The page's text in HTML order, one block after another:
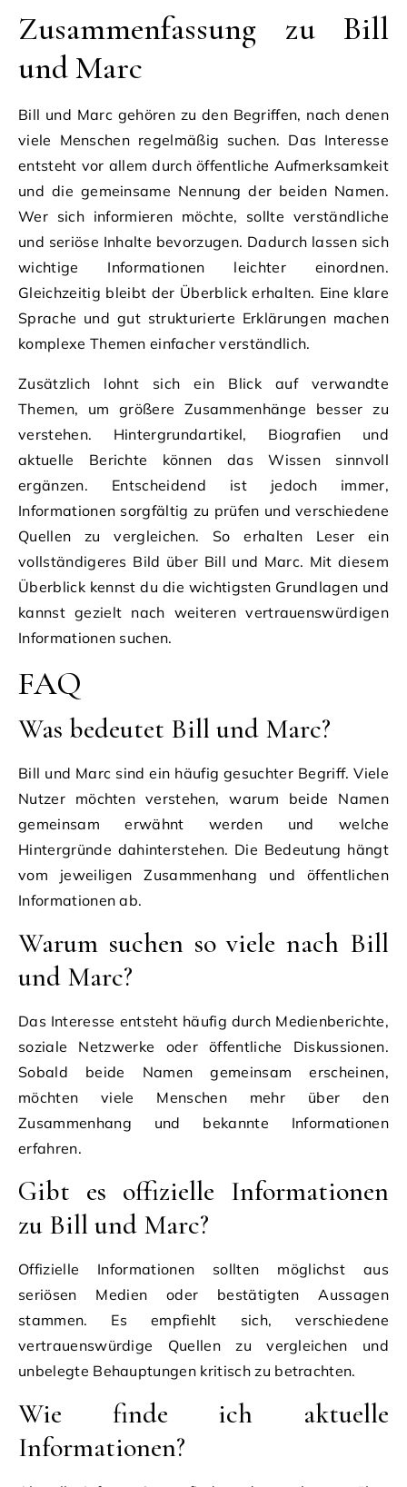
Zusammenfassung zu Bill
und Marc
Bill und Marc gehören zu den Begriffen, nach denen
viele Menschen regelmäßig suchen. Das Interesse
entsteht vor allem durch öffentliche Aufmerksamkeit
und die gemeinsame Nennung der beiden Namen.
Wer sich informieren möchte, sollte verständliche
und seriöse Inhalte bevorzugen. Dadurch lassen sich
wichtige Informationen leichter einordnen.
Gleichzeitig bleibt der Überblick erhalten. Eine klare
Sprache und gut strukturierte Erklärungen machen
komplexe Themen einfacher verständlich.
Zusätzlich lohnt sich ein Blick auf verwandte
Themen, um größere Zusammenhänge besser zu
verstehen. Hintergrundartikel, Biografien und
aktuelle Berichte können das Wissen sinnvoll
ergänzen. Entscheidend ist jedoch immer,
Informationen sorgfältig zu prüfen und verschiedene
Quellen zu vergleichen. So erhalten Leser ein
vollständigeres Bild über Bill und Marc. Mit diesem
Überblick kennst du die wichtigsten Grundlagen und
kannst gezielt nach weiteren vertrauenswürdigen
Informationen suchen.
FAQ
Was bedeutet Bill und Marc?
Bill und Marc sind ein häufig gesuchter Begriff. Viele
Nutzer möchten verstehen, warum beide Namen
gemeinsam erwähnt werden und welche
Hintergründe dahinterstehen. Die Bedeutung hängt
vom jeweiligen Zusammenhang und öffentlichen
Informationen ab.
Warum suchen so viele nach Bill
und Marc?
Das Interesse entsteht häufig durch Medienberichte,
soziale Netzwerke oder öffentliche Diskussionen.
Sobald beide Namen gemeinsam erscheinen,
möchten viele Menschen mehr über den
Zusammenhang und bekannte Informationen
erfahren.
Gibt es offizielle Informationen
zu Bill und Marc?
Offizielle Informationen sollten möglichst aus
seriösen Medien oder bestätigten Aussagen
stammen. Es empfiehlt sich, verschiedene
vertrauenswürdige Quellen zu vergleichen und
unbelegte Behauptungen kritisch zu betrachten.
Wie finde ich aktuelle
Informationen?